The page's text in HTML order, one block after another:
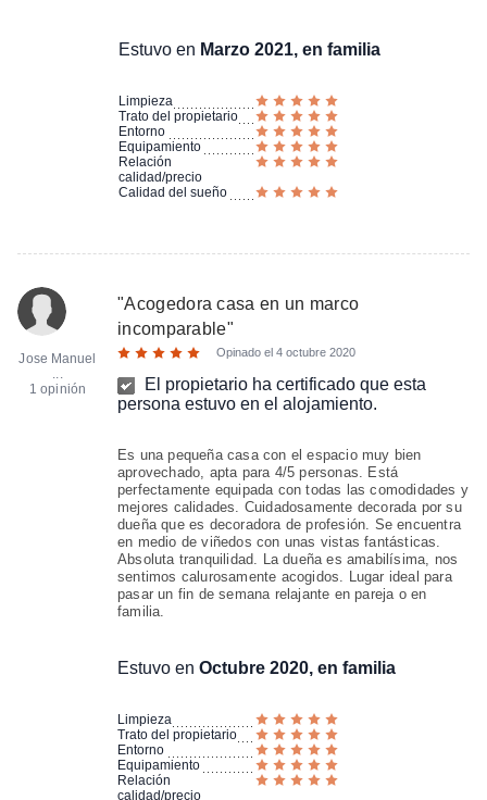
Estuvo en Marzo 2021, en familia
Limpieza
Trato del propietario
Entorno
Equipamiento
Relación
calidad/precio
Calidad del sueño
Jose Manuel
...
1 opinión
"Acogedora casa en un marco
incomparable"
Opinado el4 octubre 2020
El propietario ha certificado que esta
persona estuvo en el alojamiento.
Es una pequeña casa con el espacio muy bien
aprovechado, apta para 4/5 personas. Está
perfectamente equipada con todas las comodidades y
mejores calidades. Cuidadosamente decorada por su
dueña que es decoradora de profesión. Se encuentra
en medio de viñedos con unas vistas fantásticas.
Absoluta tranquilidad. La dueña es amabilísima, nos
sentimos calurosamente acogidos. Lugar ideal para
pasar un fin de semana relajante en pareja o en
familia.
Estuvo enOctubre 2020, en familia
Limpieza
Trato del propietario
Entorno
Equipamiento
Relación
calidad/precio